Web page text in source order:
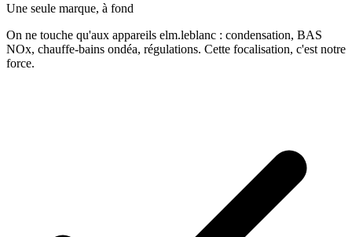
Une seule marque, à fond
On ne touche qu'aux appareils elm.leblanc : condensation, BAS
NOx, chauffe-bains ondéa, régulations. Cette focalisation, c'est notre
force.